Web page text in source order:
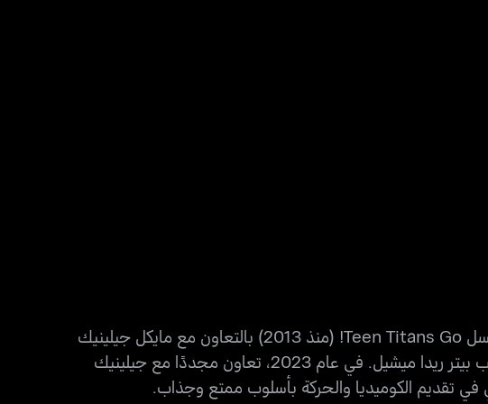
آرون هورفاث هو مخرج وكاتب ومنتج أمريكي في مجال الرسوم المتحركة. اشتهر بمشاركته في تطوير مسلسل Teen Titans Go! (منذ 2013) بالتعاون مع مايكل جيلينيك
لصالح شبكة Cartoon Network، كما أخرج فيلم Teen Titans Go! To the Movies (2018) إلى جانب بيتر ريدا ميشيل. في عام 2023، تعاون مجددًا مع جيلينيك